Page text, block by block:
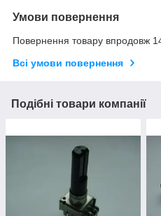
Умови повернення
Повернення товару впродовж
Всі умови повернення
Подібні товари компанії